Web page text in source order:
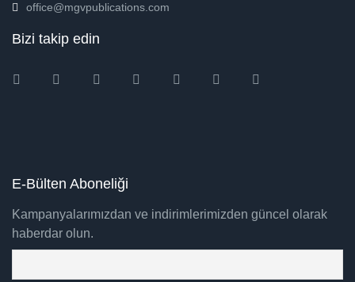
office@mgvpublications.com
Bizi takip edin
InstagramFacebookTwitter Amazon Pinterest
E-Bülten Aboneliği
Kampanyalarımızdan ve indirimlerimizden güncel olarak
haberdar olun.